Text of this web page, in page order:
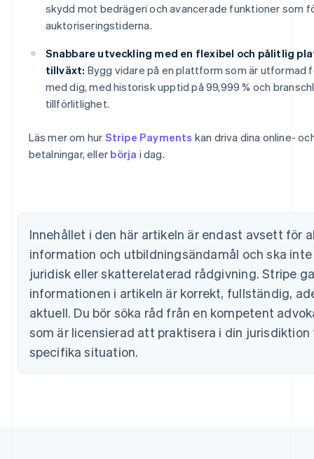
skydd mot bedrägeri och avancerade funktioner som
auktoriseringstiderna.
Snabbare utveckling med en flexibel och pålitlig
tillväxt: Bygg vidare på en plattform som är utformad
med dig, med historisk upptid på 99,999 % och
tillförlitlighet.
Läs mer om hur Stripe Payments kan driva dina online-
betalningar, eller börja i dag.
Innehållet i den här artikeln är endast avsett för
information och utbildningsändamål och ska
juridisk eller skatterelaterad rådgivning. Stripe
informationen i artikeln är korrekt, fullständig,
aktuell. Du bör söka råd från en kompetent
som är licensierad att praktisera i din jurisdiktion
specifika situation.
Australien
Belgien
NederlandsFrançaisDeutschEnglish
English
Cypern
English
Danmark
English
Estland
English
Fastlandskina
Finland
EnglishSvenska